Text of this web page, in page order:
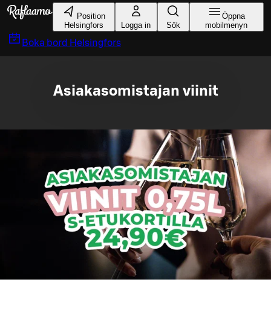
Gå till huvudinnehållet
Position
Helsingfors
Logga in Sök
Öppna
mobilmenyn
Boka bord Helsingfors
Asiakasomistajan viinit